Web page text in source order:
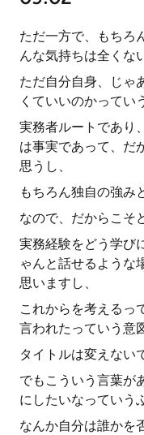
ただ一方で、もちろ
んな気持ちは全くな
ただ自分自身、じゃ
くていいのかってい
実務者ルートであり
は事実であって、だ
思うし、
もちろん独自の強み
なので、だからこそ
実務経験をどう学び
ゃんと話せるような
思いますし、
これからを考えるっ
言われたっていう意
タイトルは変えない
でもこういう言葉が
にしたいなっていう
なんか自分は誰かを